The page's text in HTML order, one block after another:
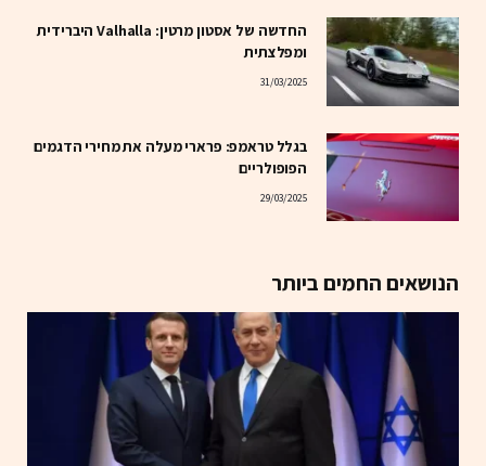
החדשה של אסטון מרטין: Valhalla היברידית
ומפלצתית
31/03/2025
בגלל טראמפ: פרארי מעלה את מחירי הדגמים
הפופולריים
29/03/2025
הנושאים החמים ביותר